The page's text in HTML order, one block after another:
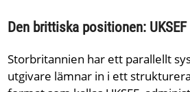
Den brittiska positionen: UKSEF
Storbritannien har ett parallellt
utgivare lämnar in i ett